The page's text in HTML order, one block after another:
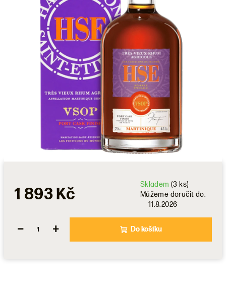
Skladem (3 ks)
Můžeme doručit do:
11.8.2026
1 893 Kč
+
− Do košíku